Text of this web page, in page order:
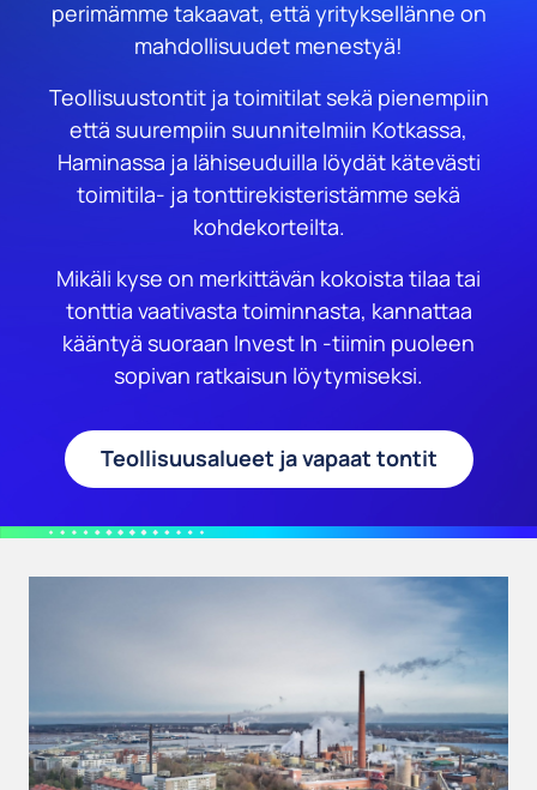
perimämme takaavat, että yrityksellänne on
mahdollisuudet menestyä!
Teollisuustontit ja toimitilat sekä pienempiin
että suurempiin suunnitelmiin Kotkassa,
Haminassa ja lähiseuduilla löydät kätevästi
toimitila- ja tonttirekisteristämme sekä
kohdekorteilta.
Mikäli kyse on merkittävän kokoista tilaa tai
tonttia vaativasta toiminnasta, kannattaa
kääntyä suoraan Invest In -tiimin puoleen
sopivan ratkaisun löytymiseksi.
Teollisuusalueet ja vapaat tontit